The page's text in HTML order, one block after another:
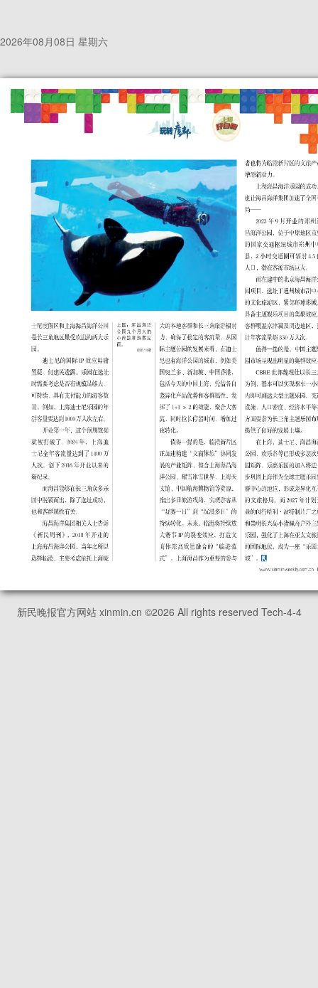
2026年08月08日 星期六
新民晚报官方网站 xinmin.cn ©2026 All rights reserved Tech-4-4